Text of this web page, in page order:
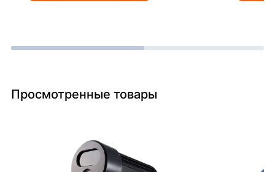
Просмотренные товары